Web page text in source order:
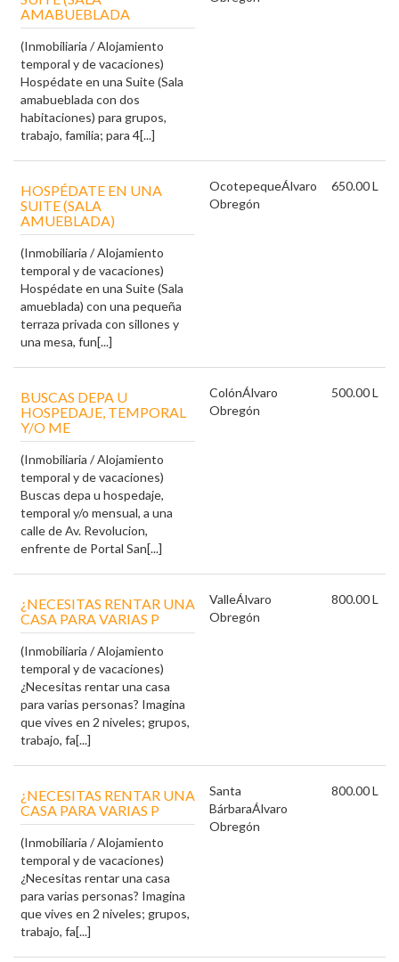
AMABUEBLADA
(Inmobiliaria / Alojamiento
temporal y de vacaciones)
Hospédate en una Suite (Sala
amabueblada con dos
habitaciones) para grupos,
trabajo, familia; para 4[...]
HOSPÉDATE EN UNA
SUITE (SALA
AMUEBLADA)
(Inmobiliaria / Alojamiento
temporal y de vacaciones)
Hospédate en una Suite (Sala
amueblada) con una pequeña
terraza privada con sillones y
una mesa, fun[...]
OcotepequeÁlvaro
Obregón
650.00 L
BUSCAS DEPA U
HOSPEDAJE, TEMPORAL
Y/O ME
(Inmobiliaria / Alojamiento
temporal y de vacaciones)
Buscas depa u hospedaje,
temporal y/o mensual, a una
calle de Av. Revolucion,
enfrente de Portal San[...]
ColónÁlvaro
Obregón
500.00 L
¿NECESITAS RENTAR UNA
CASA PARA VARIAS P
(Inmobiliaria / Alojamiento
temporal y de vacaciones)
¿Necesitas rentar una casa
para varias personas? Imagina
que vives en 2 niveles; grupos,
trabajo, fa[...]
ValleÁlvaro
Obregón
800.00 L
¿NECESITAS RENTAR UNA
CASA PARA VARIAS P
(Inmobiliaria / Alojamiento
temporal y de vacaciones)
¿Necesitas rentar una casa
para varias personas? Imagina
que vives en 2 niveles; grupos,
trabajo, fa[...]
Santa
BárbaraÁlvaro
Obregón
800.00 L